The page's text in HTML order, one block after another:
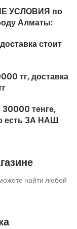
УСЛОВИЯ по
Алматы:
стоит
тг, доставка
тенге,
есть ЗА НАШ
найти любой